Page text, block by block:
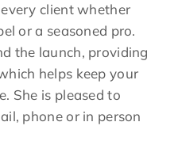
client whether
or a seasoned pro.
the launch, providing
helps keep your
She is pleased to
phone or in person